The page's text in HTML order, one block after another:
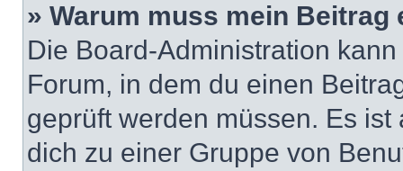
» Warum muss mein
Die Board-Administration
Forum, in dem du einen
geprüft werden müssen. Es
dich zu einer Gruppe von